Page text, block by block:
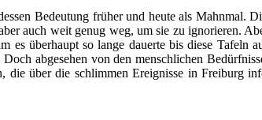
Bedeutung frü­her und heute als Mahnmal.
auch weit genug weg, um sie zu igno­rie­ren.
es über­haupt so lange dau­erte bis diese Tafeln
abge­se­hen von den mensch­li­chen
über die schlim­men Ereignisse in Freiburg